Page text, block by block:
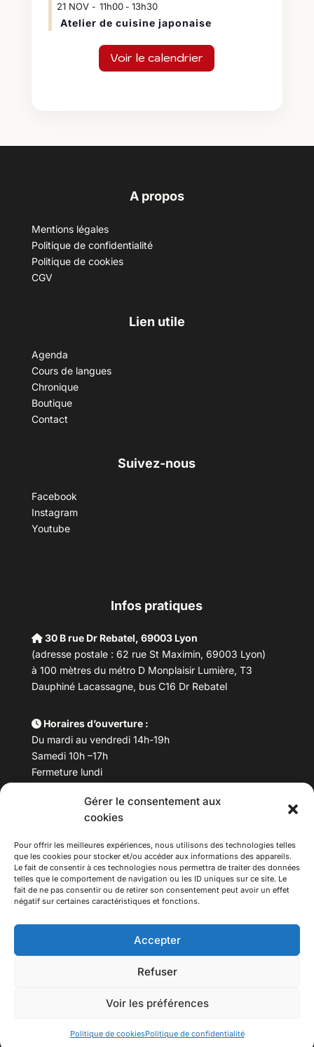
Gérer le consentement aux
cookies
Pour offrir les meilleures expériences, nous utilisons des technologies telles
que les cookies pour stocker et/ou accéder aux informations des appareils.
Le fait de consentir à ces technologies nous permettra de traiter des données
telles que le comportement de navigation ou les ID uniques sur ce site. Le
fait de ne pas consentir ou de retirer son consentement peut avoir un effet
négatif sur certaines caractéristiques et fonctions.
Accepter
Refuser
Voir les préférences
Politique de cookiesPolitique de confidentialité
21 NOV 11h00- 13h30
Atelier de cuisine japonaise
Voir le calendrier
A propos
Mentions légales
Politique de confidentialité
Politique de cookies
CGV
Lien utile
Agenda
Cours de langues
Chronique
Boutique
Contact
Suivez-nous
Facebook
Instagram
Youtube
Infos pratiques
30 B rue Dr Rebatel, 69003 Lyon
(adresse postale : 62 rue St Maximin, 69003 Lyon)
à 100 mètres du métro D Monplaisir Lumière, T3
Dauphiné Lacassagne, bus C16 Dr Rebatel
Horaires d’ouverture :
Du mardi au vendredi 14h-19h
Samedi 10h –17h
Fermeture lundi
Téléphone : 04 78 53 06 40
maisondesculturesasiatiques@asiexpo.com
Tous droits réservés.